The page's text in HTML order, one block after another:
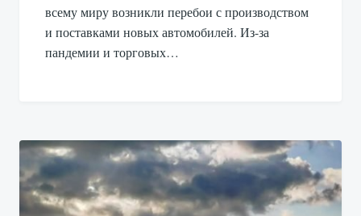
всему миру возникли перебои с производством
и поставками новых автомобилей. Из-за
пандемии и торговых…